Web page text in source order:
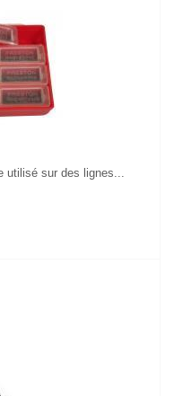
utilisé sur des lignes...